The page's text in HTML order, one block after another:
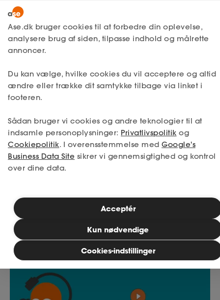
MitAse
Ase Selvstændig
Dokumenter.dk
Lønmodtager
A-kasse
Fagforening
Lønsikring
Få svar
Selvstændig
Studerende
Bliv medlem
Ase Selvstændig
Dokumenter.dk
Lønmodtager Få svar Jobsøgning
Podcasts om jobsøgning
og trivsel
I Ases podcasts om jobsøgning og trivsel
får du inspiration og gode råd til dit
arbejdsliv
- uanset om du er i arbejde eller ledig.
Publiceret: 25. juni 2026
Ase.dk bruger cookies til at forbedre din oplevelse,
analysere brug af siden, tilpasse indhold og målrette
annoncer.
Du kan vælge, hvilke cookies du vil acceptere og altid
ændre eller trække dit samtykke tilbage via linket i
footeren.
Sådan bruger vi cookies og andre teknologier til at
indsamle personoplysninger: Privatlivspolitik og
Cookiepolitik. I overensstemmelse med Google's
Business Data Site sikrer vi gennemsigtighed og kontrol
over dine data.
Cookies-indstillinger
Kun nødvendige
Acceptér